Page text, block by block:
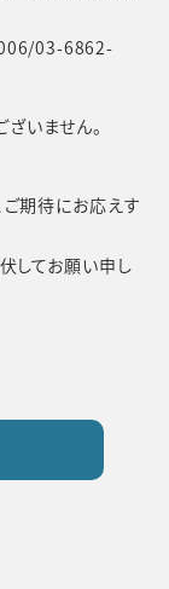
03-6862-
いません。
期待にお応えす
してお願い申し